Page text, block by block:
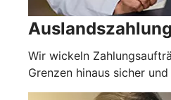
Wir wickeln
Grenzen hinaus sicher